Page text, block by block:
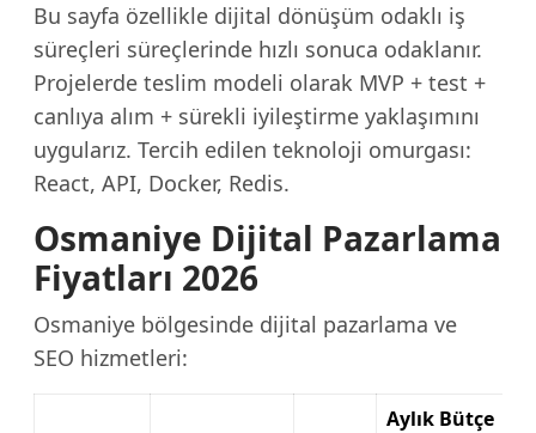
Bu sayfa özellikle dijital dönüşüm odaklı iş
süreçleri süreçlerinde hızlı sonuca odaklanır.
Projelerde teslim modeli olarak MVP + test +
canlıya alım + sürekli iyileştirme yaklaşımını
uygularız. Tercih edilen teknoloji omurgası:
React, API, Docker, Redis.
Osmaniye Dijital Pazarlama
Fiyatları 2026
Osmaniye bölgesinde dijital pazarlama ve
SEO hizmetleri:
Aylık Bütçe